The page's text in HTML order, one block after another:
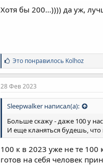
Хотя бы 200...)))) да уж,
С
и
м
п
т
и
:
Это понравилось Kolhoz
28 Фев 2023
Sleepwalker написал(а):
Больше скажу - даже 100 у
И еще кланяться будешь, что
100 к в 2023 уже не те 100
готов на себя человек